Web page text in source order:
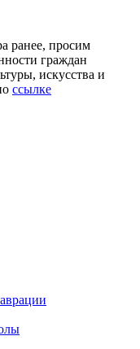
ранее, просим
граждан
искусства и
ссылке